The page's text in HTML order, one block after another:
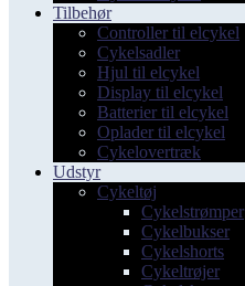
Tilbehør
Controller til elcykel
Cykelsadler
Hjul til elcykel
Display til elcykel
Batterier til elcykel
Oplader til elcykel
Cykelovertræk
Udstyr
Cykeltøj
Cykelstrømper
Cykelbukser
Cykelshorts
Cykeltrøjer